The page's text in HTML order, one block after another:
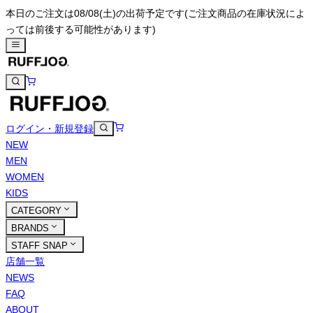
本日のご注文は08/08(土)の出荷予定です(ご注文商品の在庫状況によ
っては前後する可能性があります)
ログイン・新規登録
NEW
MEN
WOMEN
KIDS
CATEGORY
BRANDS
STAFF SNAP
店舗一覧
NEWS
FAQ
ABOUT